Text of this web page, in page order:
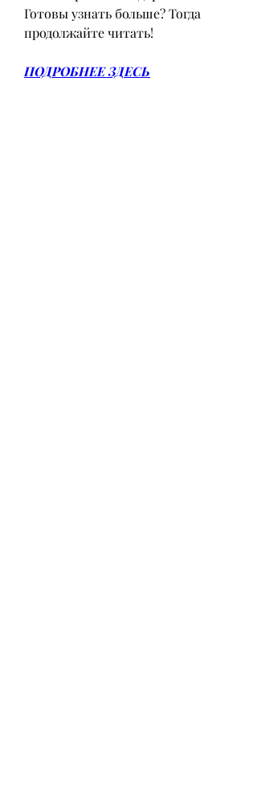
Готовы узнать больше? Тогда
продолжайте читать!
ПОДРОБНЕЕ ЗДЕСЬ